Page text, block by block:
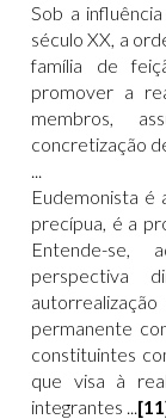
Sob a
século XX, a
família de
promover a
membros,
concretização
...
Eudemonista é
precípua, é a
Entende-se,
perspectiva
permanente
constituintes
que visa à
integrantes ...